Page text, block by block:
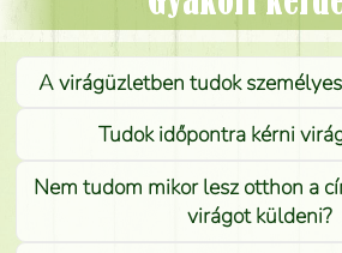
A virágüzletben tudok
Tudok időpontra kérni
Nem tudom mikor lesz otthon a
virágot küldeni?